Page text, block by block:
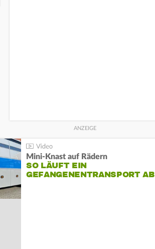
Mini-Knast auf Rädern
SO LÄUFT EIN
GEFANGENENTRANSPORT AB